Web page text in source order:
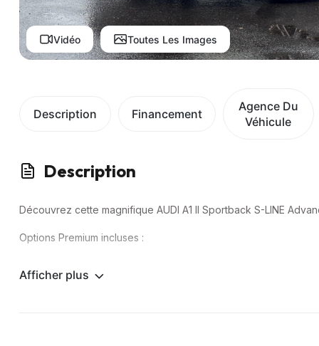
Vidéo Toutes Les Images
Description Financement
Agence Du
Véhicule
Description
Découvrez cette magnifique AUDI A1 II Sportback S-LINE
Options Premium incluses :
✅ Radar de recul
Afficher plus